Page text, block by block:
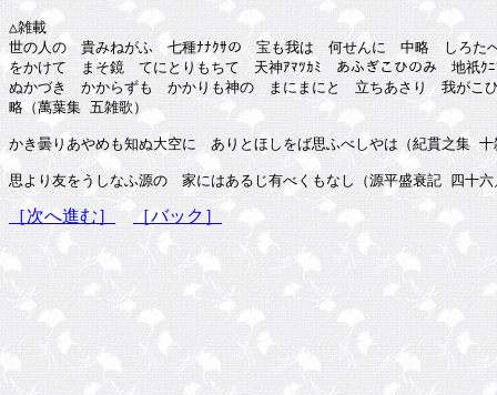
△雑載
世の人の　貴みねがふ　七種ﾅﾅｸｻの　宝も我は　何せんに　中略　しろた
をかけて　まそ鏡　てにとりもちて　天神ｱﾏﾂｶﾐ　あふぎこひのみ　地祇ｸ
ぬかづき　かからずも　かかりも神の　まにまにと　立ちあさり　我がこ
略（萬葉集 五雑歌）
かき曇りあやめも知ぬ大空に　ありとほしをば思ふべしやは（紀貫之集 十
［次へ進む］ ［バック］